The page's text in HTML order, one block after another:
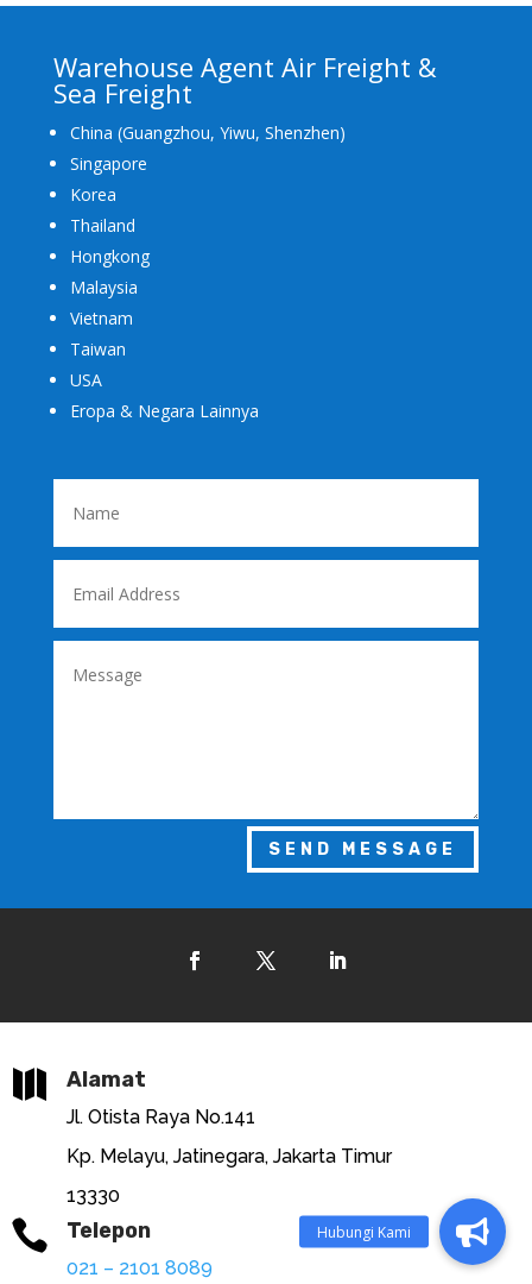
Warehouse Agent Air Freight &
Sea Freight
China (Guangzhou, Yiwu, Shenzhen)
Singapore
Korea
Thailand
Hongkong
Malaysia
Vietnam
Taiwan
USA
Eropa & Negara Lainnya
SEND MESSAGE
 Alamat
Jl. Otista Raya No.141
Kp. Melayu, Jatinegara, Jakarta Timur
13330
 Telepon
021 – 2101 8089